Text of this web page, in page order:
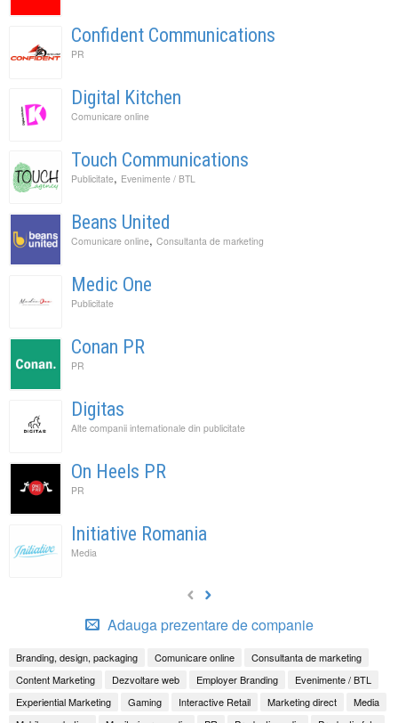
Confident Communications
PR
Digital Kitchen
Comunicare online
Touch Communications
Publicitate, Evenimente / BTL
Beans United
Comunicare online, Consultanta de marketing
Medic One
Publicitate
Conan PR
PR
Digitas
Alte companii internationale din publicitate
On Heels PR
PR
Initiative Romania
Media
Adauga prezentare de companie
Branding, design, packaging Comunicare online
Consultanta de marketing
Content Marketing
Dezvoltare web Employer Branding
Evenimente / BTL
Experiential Marketing
Gaming Interactive Retail Marketing direct
Media